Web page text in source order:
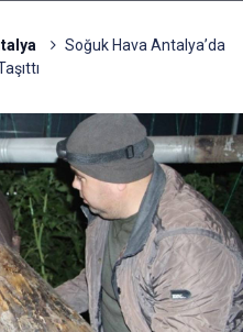
Soğuk Hava Antalya’da